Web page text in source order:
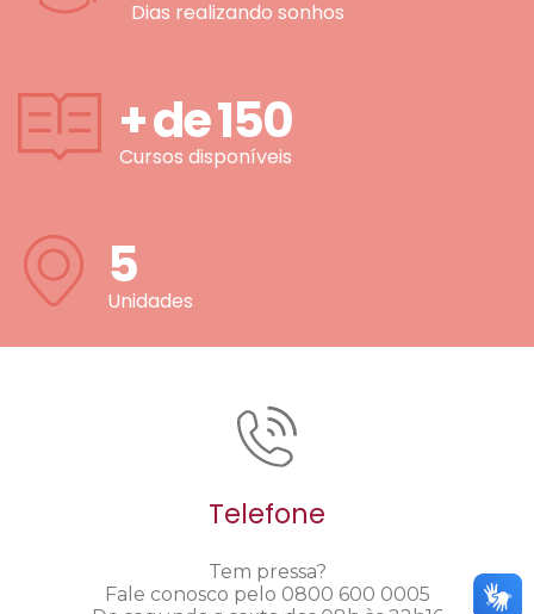
Dias realizando sonhos
+ de150
Cursos disponíveis
5
Unidades
Telefone
Tem pressa?
Fale conosco pelo 0800 600 0005